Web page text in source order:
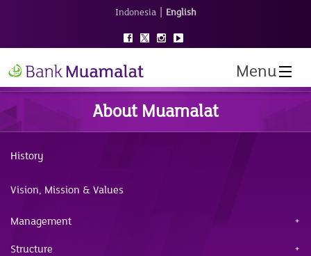
Indonesia | English
Menu
About Muamalat
History
Vision, Mission & Values
Management
Structure